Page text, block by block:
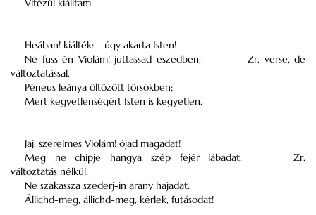
Vitézűl kiálltam.
Heában! kiálték: – úgy akarta Isten! –
Ne fuss én Violám! juttassad eszedben,
Zr. verse, de
változtatással.
Péneus leánya öltözött törsökben;
Mert kegyetlenségért Isten is kegyetlen.
Jaj, szerelmes Violám! ójad magadat!
Meg ne chipje hangya szép fejér lábadat,
Zr.
változtatás nélkül.
Ne szakassza szederj-in arany hajadat.
Állichd-meg, állichd-meg, kérlek, futásodat!